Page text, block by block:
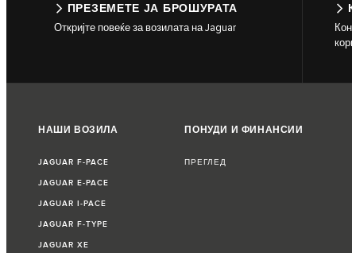
ПРЕЗЕМЕТЕ ЈА БРОШУРАТА
Откријте повеќе за возилата на Jaguar
НАШИ ВОЗИЛА
JAGUAR F‑PACE
JAGUAR E‑PACE
JAGUAR I‑PACE
JAGUAR F‑TYPE
JAGUAR XE
ПОНУДИ И ФИНАНСИИ
ПРЕГЛЕД